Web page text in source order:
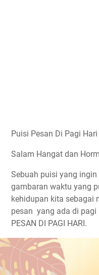
Puisi Pesan Di Pagi Hari
Salam Hangat dan
Sebuah puisi yang
gambaran waktu yang
kehidupan kita sebagai
pesan yang ada di pagi
PESAN DI PAGI HARI.